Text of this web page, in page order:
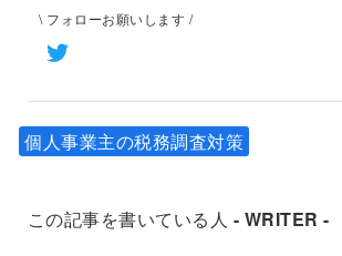
\ フォローお願いします /
個人事業主の税務調査対策
この記事を書いている人 - WRITER -